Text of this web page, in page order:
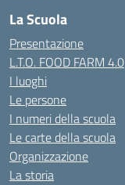
La Scuola
Presentazione
L.T.O. FOOD FARM 4.0
I luoghi
Le persone
I numeri della scuola
Le carte della scuola
Organizzazione
La storia